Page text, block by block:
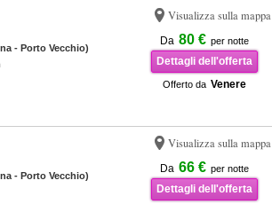
Visualizza sulla mappa
Da 80 € per notte
Dettagli dell'offerta
Offerto da Venere
- Porto Vecchio)
Visualizza sulla mappa
Da 66 € per notte
Dettagli dell'offerta
- Porto Vecchio)